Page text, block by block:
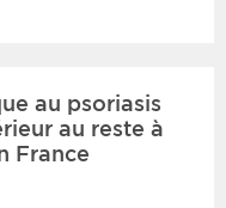
au psoriasis
au reste à
France